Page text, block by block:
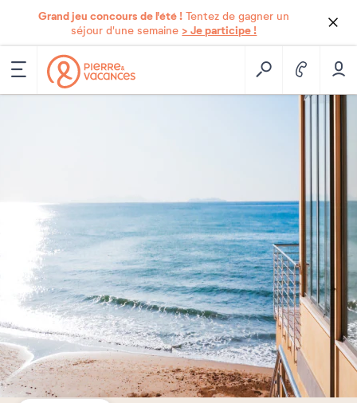
Grand jeu concours de l'été ! Tentez de gagner un
séjour d'une semaine > Je participe !